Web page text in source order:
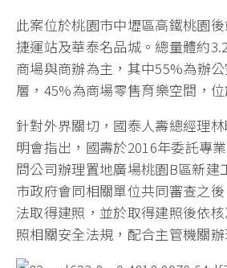
此案位於桃園市中壢區高鐵桃園
捷運站及華泰名品城。總量體約
商場與商辦為主，其中55%為辦
層，45%為商場零售育樂空間，位
針對外界關切，國泰人壽總經理
明會指出，國壽於2016年委託專
問公司辦理置地廣場桃園B區新建
市政府會同相關單位共同審查之
法取得建照，並於取得建照後依
照相關安全法規，配合主管機關辦